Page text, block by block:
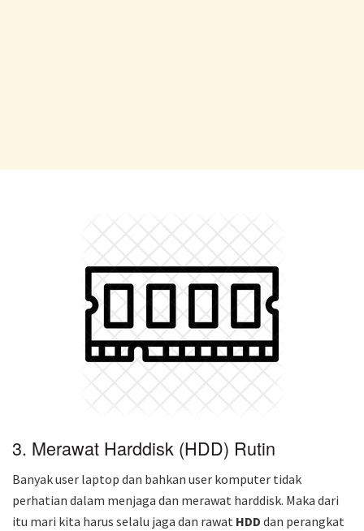
3. Merawat Harddisk (HDD) Rutin
Banyak user laptop dan bahkan user komputer tidak
perhatian dalam menjaga dan merawat harddisk. Maka dari
itu mari kita harus selalu jaga dan rawat HDD dan perangkat